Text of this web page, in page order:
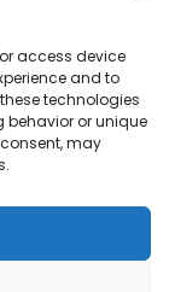
access device
and to
technologies
behavior or unique
may